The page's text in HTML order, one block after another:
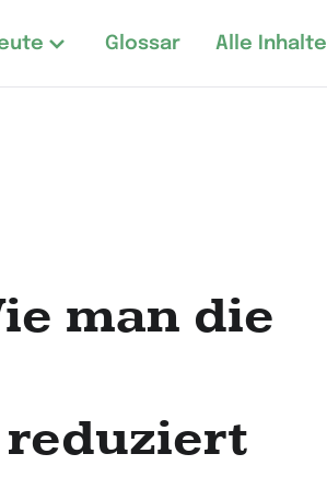
Glossar Alle Inhalte
man die
reduziert